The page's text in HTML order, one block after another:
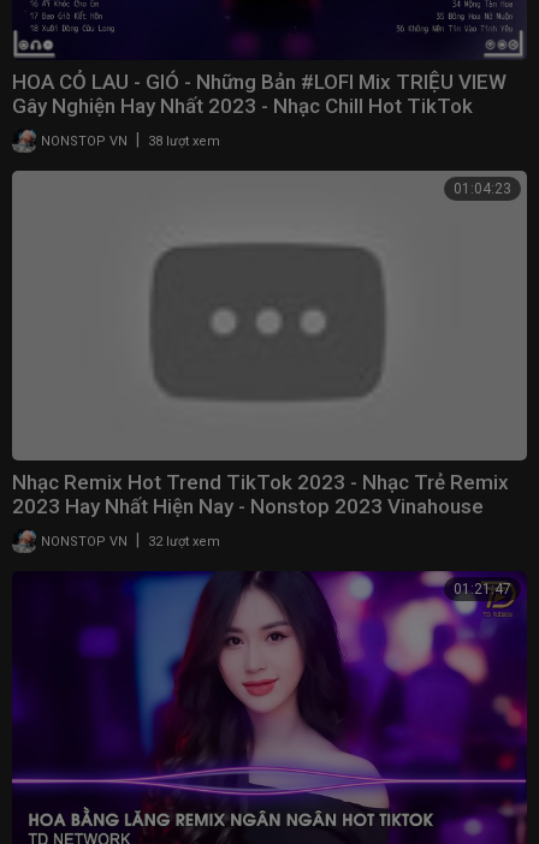
HOA CỎ LAU - GIÓ - Những Bản #LOFI Mix TRIỆU VIEW
Gây Nghiện Hay Nhất 2023 - Nhạc Chill Hot TikTok
NONSTOP VN 38 lượt xem
01:04:23
Nhạc Remix Hot Trend TikTok 2023 - Nhạc Trẻ Remix
2023 Hay Nhất Hiện Nay - Nonstop 2023 Vinahouse
NONSTOP VN 32 lượt xem
01:21:47